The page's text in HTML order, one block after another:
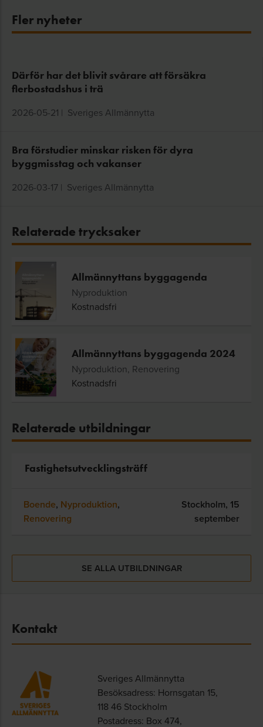
Fler nyheter
Därför har det blivit svårare att försäkra
flerbostadshus i trä
2026-05-21 | Sveriges Allmännytta
Bra förstudier minskar risken för dyra
byggmisstag och vakanser
2026-03-17 | Sveriges Allmännytta
Relaterade trycksaker
Allmännyttans byggagenda
Nyproduktion
Kostnadsfri
Allmännyttans byggagenda 2024
Nyproduktion, Renovering
Kostnadsfri
Relaterade utbildningar
Fastighetsutvecklingsträff
Boende, Nyproduktion,
Renovering
Stockholm, 15
september
SE ALLA UTBILDNINGAR
Kontakt
Sveriges Allmännytta
Besöksadress: Hornsgatan 15,
118 46 Stockholm
Postadress: Box 474,